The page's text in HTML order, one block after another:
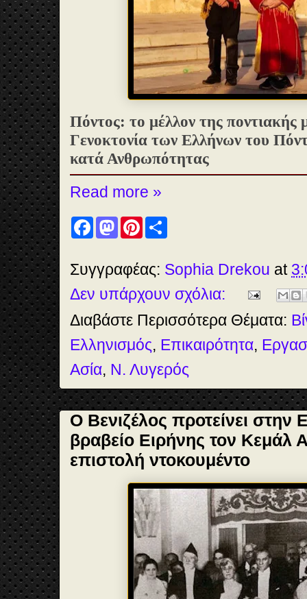
Πόντος: το μέλλον της ποντιακής
Γενοκτονία των Ελλήνων του
κατά Ανθρωπότητας
Read more »
F
a
b
o
o
k
M
a
o
d
o
n
P
e
r
e
s
e
Συγγραφέας: Sophia Drekou at
Δεν υπάρχουν σχόλια:
Διαβάστε Περισσότερα Θέματα:
Ελληνισμός, Επικαιρότητα,
Ασία, Ν. Λυγερός
Ο Βενιζέλος προτείνει
βραβείο Ειρήνης τον Κεμάλ
επιστολή ντοκουμέντο